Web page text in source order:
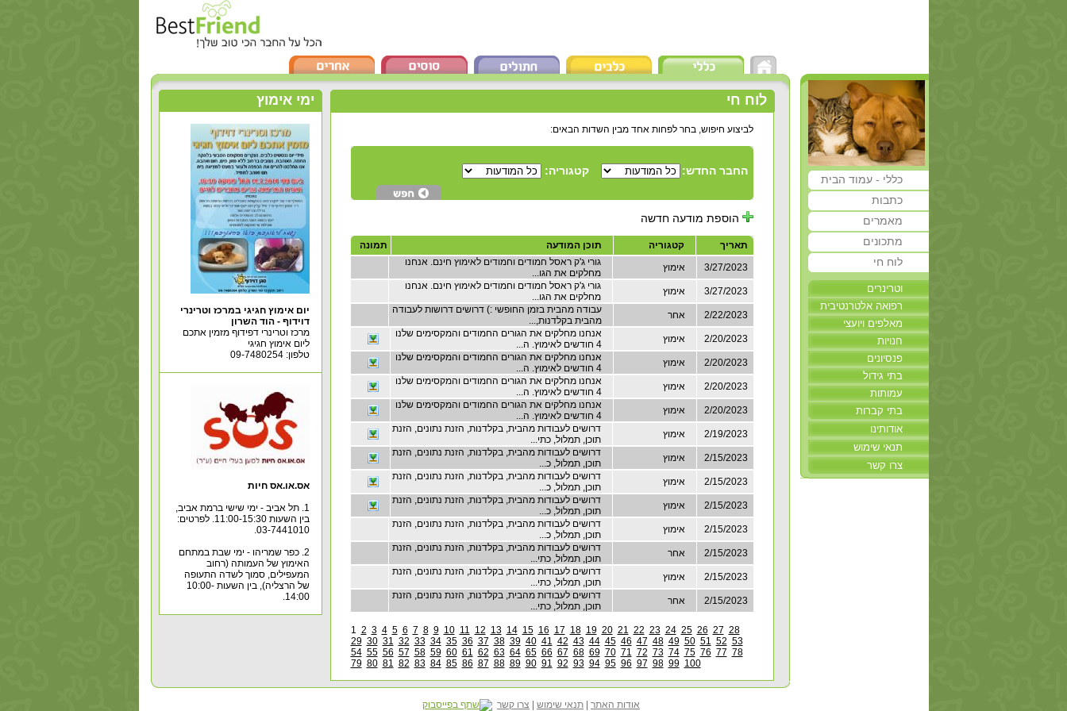
ימי אימוץ לוח חי
יום אימוץ חגיגי במרכז וטרינרי
דוידוף - הוד השרון
מרכז וטרינרי דפידוף מזמין אתכם
ליום אימוץ חגיגי
טלפון: 09-7480254
אס.או.אס חיות
1. תל אביב - ימי שישי ברמת אביב,
בין השעות 11:00-15:30. לפרטים:
03-7441010.
2. כפר שמריהו - ימי שבת במתחם
האימוץ של העמותה (רחוב
המעפילים, סמוך לשדה התעופה
של הרצליה), בין השעות 10:00-
14:00.
לביצוע חיפוש, בחר לפחות אחד מבין השדות הבאים:
קטגוריה: החבר החדש:
תמונה תוכן המודעה קטגוריה
תאריך
גורי ג'ק ראסל חמודים וחמודים לאימוץ חינם. אנחנו
מחלקים את הגו...
אימוץ
3/27/2023
גורי ג'ק ראסל חמודים וחמודים לאימוץ חינם. אנחנו
מחלקים את הגו...
אימוץ
3/27/2023
עבודה מהבית בזמן החופשי :) דרושים דרושות לעבודה
מהבית בקלדנות,...
אחר
2/22/2023
אנחנו מחלקים את הגורים החמודים והמקסימים שלנו
4 חודשים לאימוץ. ה...
אימוץ
2/20/2023
אנחנו מחלקים את הגורים החמודים והמקסימים שלנו
4 חודשים לאימוץ. ה...
אימוץ
2/20/2023
אנחנו מחלקים את הגורים החמודים והמקסימים שלנו
4 חודשים לאימוץ. ה...
אימוץ
2/20/2023
אנחנו מחלקים את הגורים החמודים והמקסימים שלנו
4 חודשים לאימוץ. ה...
אימוץ
2/20/2023
דרושים לעבודות מהבית, בקלדנות, הזנת נתונים, הזנת
תוכן, תמלול, כתי...
אימוץ
2/19/2023
דרושים לעבודות מהבית, בקלדנות, הזנת נתונים, הזנת
תוכן, תמלול, כ...
אימוץ
2/15/2023
דרושים לעבודות מהבית, בקלדנות, הזנת נתונים, הזנת
תוכן, תמלול, כ...
אימוץ
2/15/2023
דרושים לעבודות מהבית, בקלדנות, הזנת נתונים, הזנת
תוכן, תמלול, כ...
אימוץ
2/15/2023
דרושים לעבודות מהבית, בקלדנות, הזנת נתונים, הזנת
תוכן, תמלול, כ...
אימוץ
2/15/2023
דרושים לעבודות מהבית, בקלדנות, הזנת נתונים, הזנת
תוכן, תמלול, כתי...
אחר
2/15/2023
דרושים לעבודות מהבית, בקלדנות, הזנת נתונים, הזנת
תוכן, תמלול, כתי...
אימוץ
2/15/2023
דרושים לעבודות מהבית, בקלדנות, הזנת נתונים, הזנת
תוכן, תמלול, כתי...
אחר 2/15/2023
1 2 3 4 5 6 7 8 9 10 11 12 13 14 15 16 17 18 19 20 21 22 23 24 25 26 27 28
29 30 31 32 33 34 35 36 37 38 39 40 41 42 43 44 45 46 47 48 49 50 51 52 53
54 55 56 57 58 59 60 61 62 63 64 65 66 67 68 69 70 71 72 73 74 75 76 77 78
79 80 81 82 83 84 85 86 87 88 89 90 91 92 93 94 95 96 97 98 99 100
כללי - עמוד הבית
כתבות
מאמרים
מתכונים
לוח חי
וטרינרים
רפואה אלטרנטיבית
מאלפים ויועצי
התנהגות
חנויות
פנסיונים
בתי גידול
עמותות
בתי קברות
אודותינו
תנאי שימוש
צרו קשר
אודות האתר תנאי שימוש צרו קשר